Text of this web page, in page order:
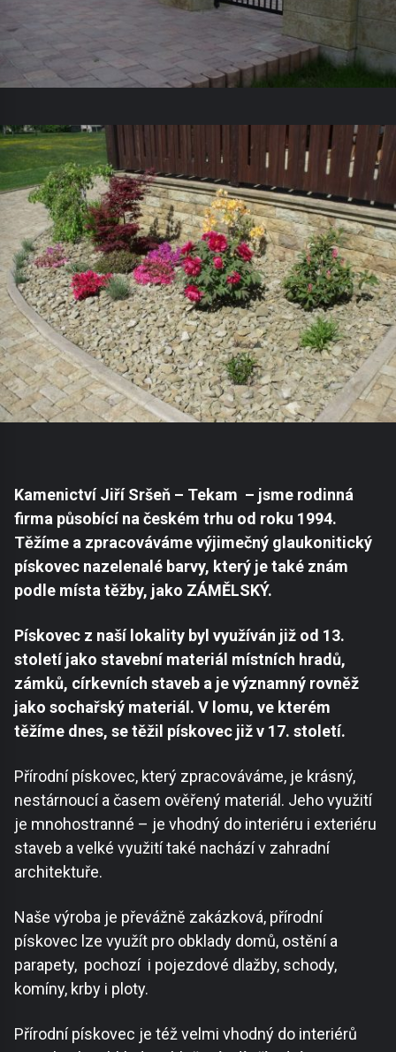
Kamenictví Jiří Sršeň – Tekam – jsme rodinná
firma působící na českém trhu od roku 1994.
Těžíme a zpracováváme výjimečný glaukonitický
pískovec nazelenalé barvy, který je také znám
podle místa těžby, jako ZÁMĚLSKÝ.
Pískovec z naší lokality byl využíván již od 13.
století jako stavební materiál místních hradů,
zámků, církevních staveb a je významný rovněž
jako sochařský materiál. V lomu, ve kterém
těžíme dnes, se těžil pískovec již v 17. století.
Přírodní pískovec, který zpracováváme, je krásný,
nestárnoucí a časem ověřený materiál. Jeho využití
je mnohostranné – je vhodný do interiéru i exteriéru
staveb a velké využití také nachází v zahradní
architektuře.
Naše výroba je převážně zakázková, přírodní
pískovec lze využít pro obklady domů, ostění a
parapety, pochozí i pojezdové dlažby, schody,
komíny, krby i ploty.
Přírodní pískovec je též velmi vhodný do interiérů